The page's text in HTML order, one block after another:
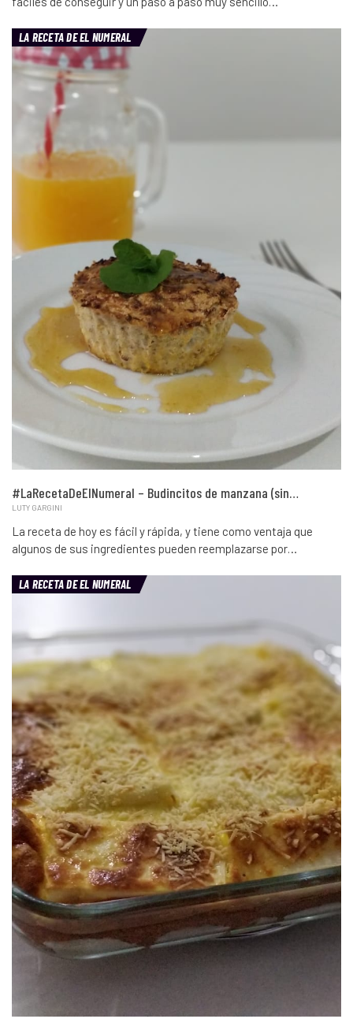
LA RECETA DE EL NUMERAL
#LaRecetaDeElNumeral – Budincitos de manzana (sin…
LUTY GARGINI
La receta de hoy es fácil y rápida, y tiene como ventaja que
algunos de sus ingredientes pueden reemplazarse por…
LA RECETA DE EL NUMERAL